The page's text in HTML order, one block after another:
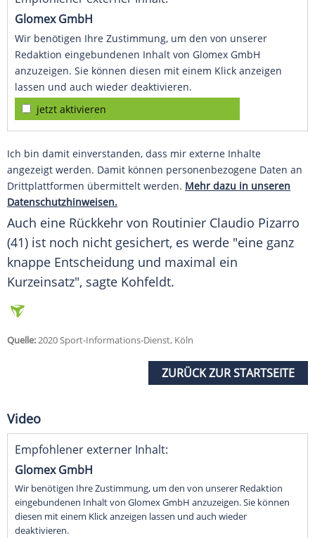
Glomex GmbH
Wir benötigen Ihre Zustimmung, um den von unserer
Redaktion eingebundenen Inhalt von Glomex GmbH
anzuzeigen. Sie können diesen mit einem Klick anzeigen
lassen und auch wieder deaktivieren.
jetzt aktivieren
Ich bin damit einverstanden, dass mir externe Inhalte
angezeigt werden. Damit können personenbezogene Daten an
Drittplattformen übermittelt werden. Mehr dazu in unseren
Datenschutzhinweisen.
Auch eine Rückkehr von Routinier Claudio Pizarro
(41) ist noch nicht gesichert, es werde "eine ganz
knappe Entscheidung und maximal ein
Kurzeinsatz", sagte Kohfeldt.
Quelle:2020 Sport-Informations-Dienst, Köln
ZURÜCK ZUR STARTSEITE
Video
Empfohlener externer Inhalt:
Glomex GmbH
Wir benötigen Ihre Zustimmung, um den von unserer Redaktion
eingebundenen Inhalt von Glomex GmbH anzuzeigen. Sie können
diesen mit einem Klick anzeigen lassen und auch wieder
deaktivieren.